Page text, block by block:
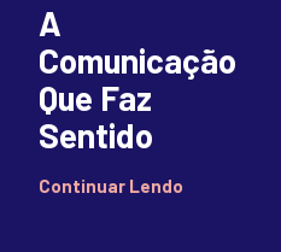
A
Comunicação
Que Faz
Sentido
Continuar Lendo